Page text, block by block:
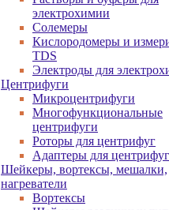
электрохимии
Солемеры
Кислородомеры и
TDS
Электроды для
Центрифуги
Микроцентрифуги
Многофункциональные
центрифуги
Роторы для центрифуг
Адаптеры для центрифуг
Шейкеры, вортексы, мешалки,
нагреватели
Вортексы